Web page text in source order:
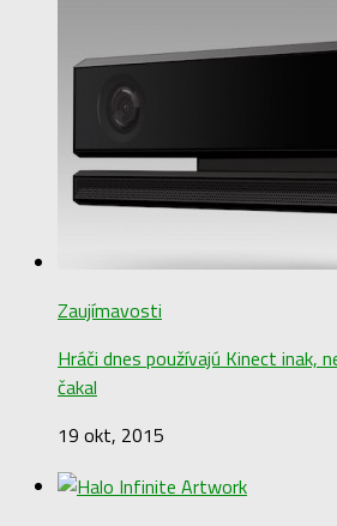
Zaujímavosti
Hráči dnes používajú Kinect inak,
čakal
19 okt, 2015